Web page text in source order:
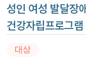
성인 여성 발달장
건강자립프로그
대상